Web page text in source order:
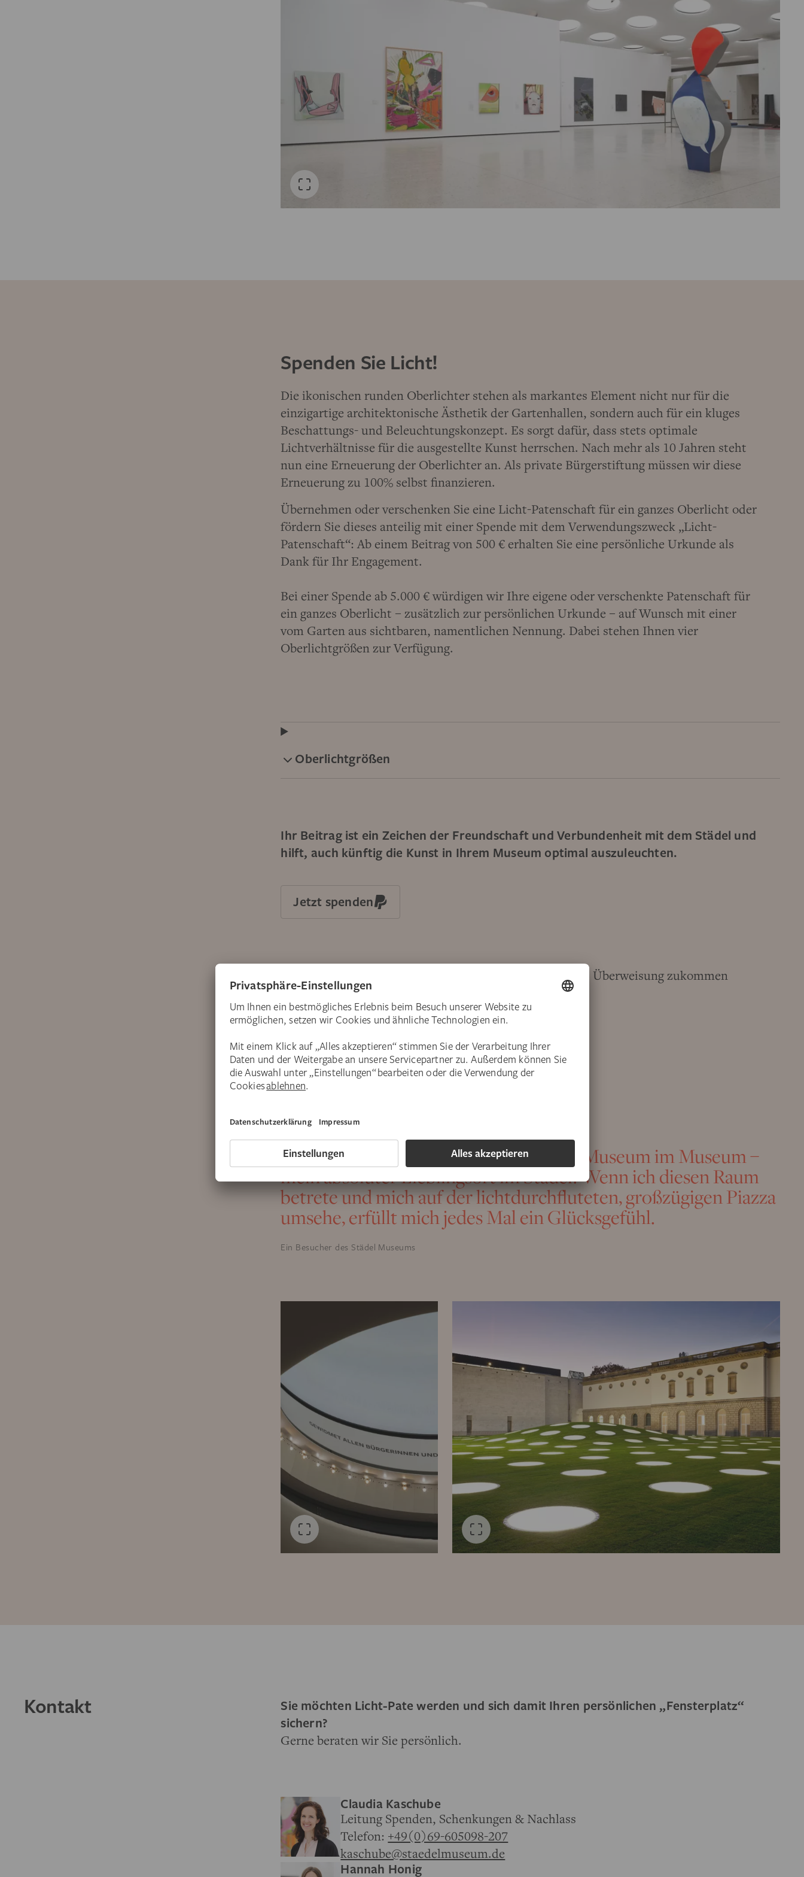
Spenden Sie Licht!
Die ikonischen runden Oberlichter stehen als markantes Element nicht nur für die
einzigartige architektonische Ästhetik der Gartenhallen, sondern auch für ein kluges
Beschattungs- und Beleuchtungskonzept. Es sorgt dafür, dass stets optimale
Lichtverhältnisse für die ausgestellte Kunst herrschen. Nach mehr als 10 Jahren steht
nun eine Erneuerung der Oberlichter an. Als private Bürgerstiftung müssen wir diese
Erneuerung zu 100% selbst finanzieren.
Übernehmen oder verschenken Sie eine Licht-Patenschaft für ein ganzes Oberlicht oder
fördern Sie dieses anteilig mit einer Spende mit dem Verwendungszweck „Licht-
Patenschaft“: Ab einem Beitrag von 500 € erhalten Sie eine persönliche Urkunde als
Dank für Ihr Engagement.
Bei einer Spende ab 5.000 € würdigen wir Ihre eigene oder verschenkte Patenschaft für
ein ganzes Oberlicht – zusätzlich zur persönlichen Urkunde – auf Wunsch mit einer
vom Garten aus sichtbaren, namentlichen Nennung. Dabei stehen Ihnen vier
Oberlichtgrößen zur Verfügung.
Oberlichtgrößen
Ihr Beitrag ist ein Zeichen der Freundschaft und Verbundenheit mit dem Städel und
hilft, auch künftig die Kunst in Ihrem Museum optimal auszuleuchten.
Jetzt spenden
Selbstverständlich können Sie uns Ihre Spenden auch als Überweisung zukommen
lassen.
Kontoinhaber: Städelsches Kunstinstitut
BIC: DEUTDEFFXXX
Deutsche Bank AG Frankfurt
Verwendungszweck: Licht-Patenschaft
Die Gartenhallen sind für mich wie ein Museum im Museum –
mein absoluter Lieblingsort im Städel! Wenn ich diesen Raum
betrete und mich auf der lichtdurchfluteten, großzügigen Piazza
umsehe, erfüllt mich jedes Mal ein Glücksgefühl.
Ein Besucher des Städel Museums
Kontakt
Sie möchten Licht-Pate werden und sich damit Ihren persönlichen „Fensterplatz“
sichern?
Gerne beraten wir Sie persönlich.
Claudia Kaschube
Leitung Spenden, Schenkungen & Nachlass
Telefon: +49(0)69-605098-207
kaschube@staedelmuseum.de
Hannah Honig